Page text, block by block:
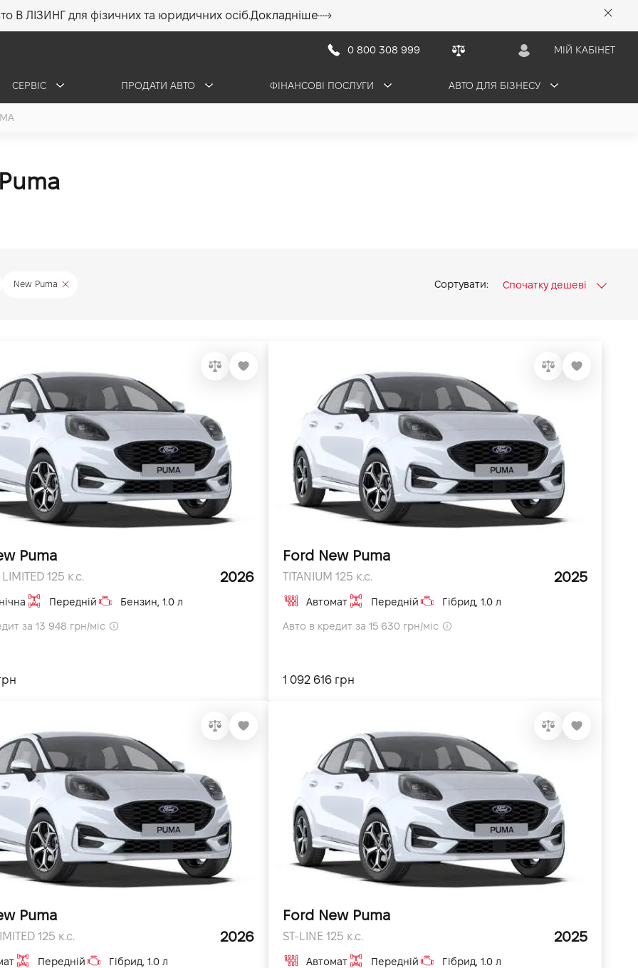
В ЛІЗИНГ для фізичних та юридичних осіб.Докладніше
0 800 308 999 МІЙ КАБІНЕТ
СЕРВІС ПРОДАТИ АВТО ФІНАНСОВІ ПОСЛУГИ АВТО ДЛЯ БІЗНЕСУ
New Puma Сортувати: Спочатку дешеві
Puma
125 к.с. 2026
Передній Бензин, 1.0 л
за 13 948 грн/міс
Ford New Puma
TITANIUM 125 к.с. 2025
Автомат Передній Гібрид, 1.0 л
Авто в кредит за 15 630 грн/міс
1 092 616 грн
Puma
125 к.с. 2026
Передній Гібрид, 1.0 л
Ford New Puma
ST-LINE 125 к.с. 2025
Автомат Передній Гібрид, 1.0 л